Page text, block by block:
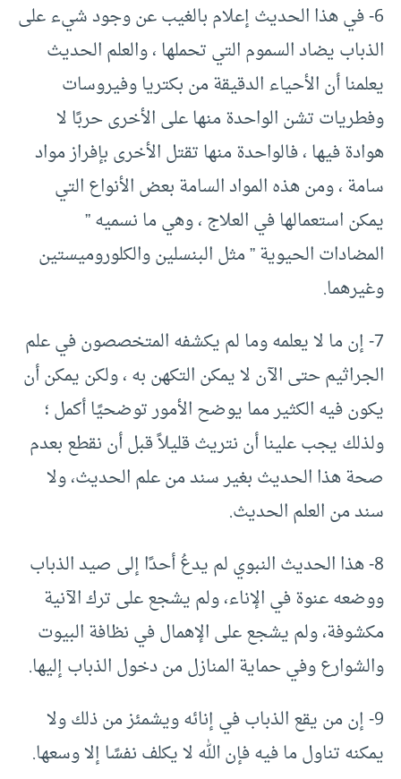
6- في هذا الحديث إعلام بالغيب عن وجود شيء على
الذباب يضاد السموم التي تحملها ، والعلم الحديث
يعلمنا أن الأحياء الدقيقة من بكتريا وفيروسات
وفطريات تشن الواحدة منها على الأخرى حربًا لا
هوادة فيها ، فالواحدة منها تقتل الأخرى بإفراز مواد
سامة ، ومن هذه المواد السامة بعض الأنواع التي
يمكن استعمالها في العلاج ، وهي ما نسميه ”
المضادات الحيوية ” مثل البنسلين والكلوروميستين
وغيرهما.
7- إن ما لا يعلمه وما لم يكشفه المتخصصون في علم
الجراثيم حتى الآن لا يمكن التكهن به ، ولكن يمكن أن
يكون فيه الكثير مما يوضح الأمور توضحيًا أكمل ؛
ولذلك يجب علينا أن نتريث قليلاً قبل أن نقطع بعدم
صحة هذا الحديث بغير سند من علم الحديث، ولا
سند من العلم الحديث.
8- هذا الحديث النبوي لم يدعُ أحدًا إلى صيد الذباب
ووضعه عنوة في الإناء، ولم يشجع على ترك الآنية
مكشوفة، ولم يشجع على الإهمال في نظافة البيوت
والشوارع وفي حماية المنازل من دخول الذباب إليها.
9- إن من يقع الذباب في إنائه ويشمئز من ذلك ولا
يمكنه تناول ما فيه فإن الله لا يكلف نفسًا إلا وسعها.